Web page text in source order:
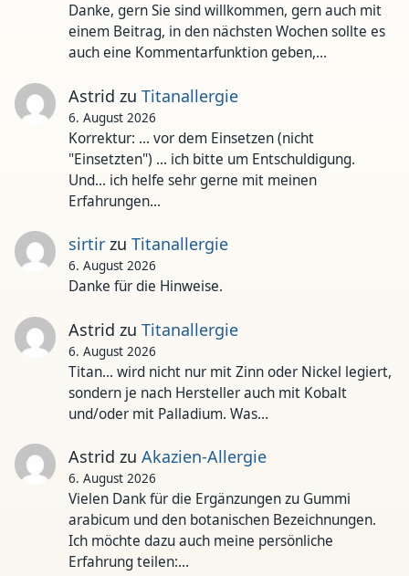
Danke, gern Sie sind willkommen, gern auch mit
einem Beitrag, in den nächsten Wochen sollte es
auch eine Kommentarfunktion geben,…
Astrid zu Titanallergie
6. August 2026
Korrektur: ... vor dem Einsetzen (nicht
"Einsetzten") ... ich bitte um Entschuldigung.
Und... ich helfe sehr gerne mit meinen
Erfahrungen…
sirtirzu Titanallergie
6. August 2026
Danke für die Hinweise.
Astrid zu Titanallergie
6. August 2026
Titan... wird nicht nur mit Zinn oder Nickel legiert,
sondern je nach Hersteller auch mit Kobalt
und/oder mit Palladium. Was…
Astrid zu Akazien-Allergie
6. August 2026
Vielen Dank für die Ergänzungen zu Gummi
arabicum und den botanischen Bezeichnungen.
Ich möchte dazu auch meine persönliche
Erfahrung teilen:…